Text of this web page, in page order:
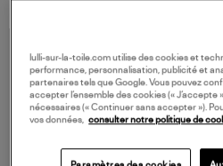
lulli-sur-la-toile.com utilise des cookies et
performance, personnalisation, publicité et
partenaires tels que Google. Vous pouvez
accepter l’ensemble des cookies («
nécessaires (« Continuer sans accepter »).
vos données,
consulter notre politique de